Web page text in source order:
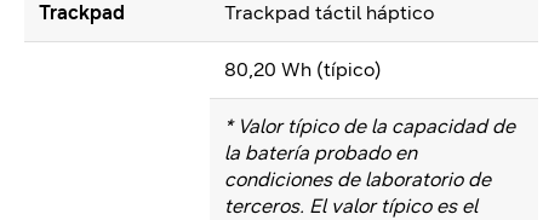
Trackpad Trackpad táctil háptico
80,20 Wh (típico)
* Valor típico de la capacidad de
la batería probado en
condiciones de laboratorio de
terceros. El valor típico es el